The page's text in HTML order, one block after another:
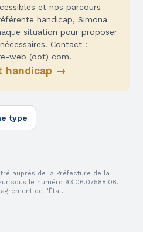
et nos parcours
handicap, Simona
situation pour proposer
Contact :
web (dot) com.
handicap →
type
auprès de la Préfecture de la
sous le numéro 93.06.07588.06.
de l'État.